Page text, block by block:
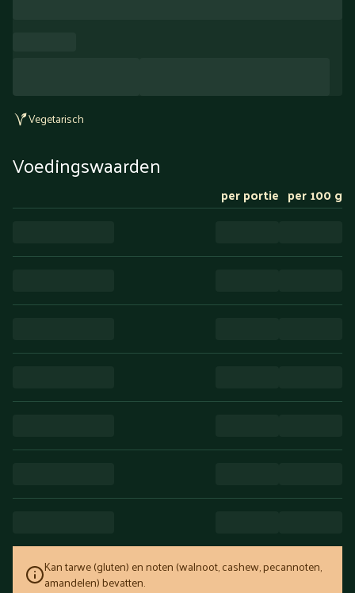
Vegetarisch
Voedingswaarden
per portie per 100 g
Kan tarwe (gluten) en noten (walnoot, cashew, pecannoten,
amandelen) bevatten.